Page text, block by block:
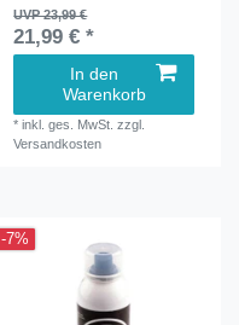
UVP 23,99 €
21,99 € *
In den
Warenkorb
*inkl. ges. MwSt. zzgl.
Versandkosten
-7%